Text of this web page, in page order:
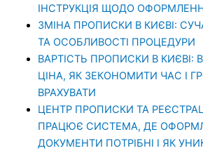
ІНСТРУКЦІЯ ЩОДО
ЗМІНА ПРОПИСКИ В КИЄВІ:
ТА ОСОБЛИВОСТІ ПРОЦЕДУРИ
ВАРТІСТЬ ПРОПИСКИ В КИЄВІ:
ЦІНА, ЯК ЗЕКОНОМИТИ ЧАС І
ВРАХУВАТИ
ЦЕНТР ПРОПИСКИ ТА
ПРАЦЮЄ СИСТЕМА, ДЕ
ДОКУМЕНТИ ПОТРІБНІ І ЯК